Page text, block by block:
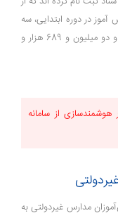
هشت میلیون و 278 هزار و 282 دانش آموز در دوره ابتدایی، سه
میلیون و 437 هزار و 673 نفر در متوسطه اول و دو میلیون و 689 هزار و
هوشمندسازی از سامانه
سال 1402 نسبت دانش‌آموزان مدارس غیردولتی به